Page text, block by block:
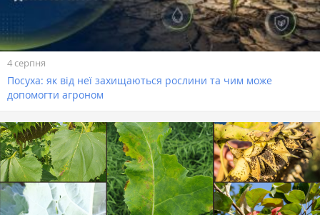
4 серпня
Посуха: як від неї захищаються рослини та чим може
допомогти агроном